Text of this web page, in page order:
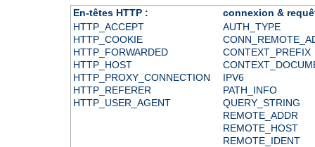
En-têtes HTTP :
connexion &
HTTP_ACCEPT
HTTP_COOKIE
HTTP_FORWARDED
HTTP_HOST
HTTP_PROXY_CONNECTION
HTTP_REFERER
HTTP_USER_AGENT
AUTH_TYPE
CONTEXT_PREFIX
IPV6
PATH_INFO
QUERY_STRING
REMOTE_ADDR
REMOTE_HOST
REMOTE_IDENT